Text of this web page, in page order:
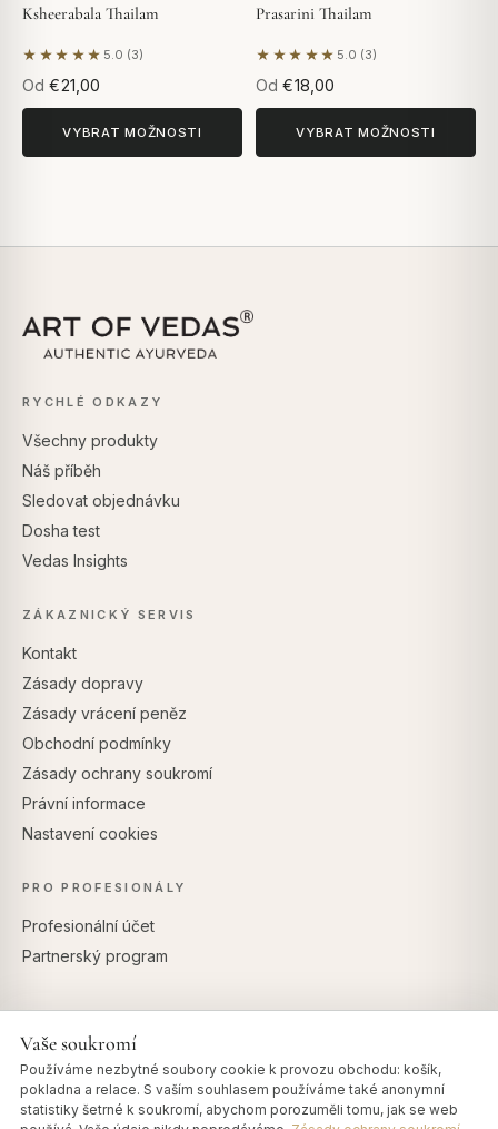
Ksheerabala Thailam
★★★★★ 5.0 (3)
Na základě 3 hodnocení
Od €21,00
VYBRAT MOŽNOSTI
Prasarini Thailam
★★★★★ 5.0 (3)
Na základě 3 hodnocení
Od €18,00
VYBRAT MOŽNOSTI
RYCHLÉ ODKAZY
Všechny produkty
Náš příběh
Sledovat objednávku
Dosha test
Vedas Insights
ZÁKAZNICKÝ SERVIS
Kontakt
Zásady dopravy
Zásady vrácení peněz
Obchodní podmínky
Zásady ochrany soukromí
Právní informace
Nastavení cookies
PRO PROFESIONÁLY
Profesionální účet
Partnerský program
Vaše soukromí
Používáme nezbytné soubory cookie k provozu obchodu: košík,
pokladna a relace. S vaším souhlasem používáme také anonymní
statistiky šetrné k soukromí, abychom porozuměli tomu, jak se web